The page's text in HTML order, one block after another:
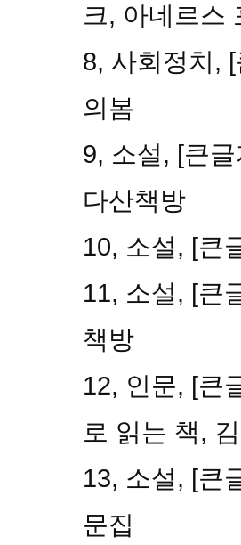
크, 아네르스
8, 사회정치,
의봄
9, 소설, [큰
다산책방
10, 소설, [큰
11, 소설, [큰
책방
12, 인문, [큰
로 읽는 책,
13, 소설, [큰
문집